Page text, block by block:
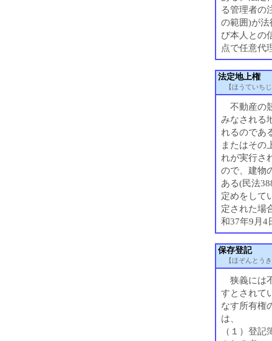
る管理者の
の範囲)が
び本人との
点で任意代
法定地上権
【ほうていち
不動産の
みなされる
れるのであ
またはその
れが実行さ
ので、建物
ある(民法
定めをして
定された場
和37年9月4
保存登記
【ほぞんとう
狭義には
すとされて
なす所有権
は、
（１）登